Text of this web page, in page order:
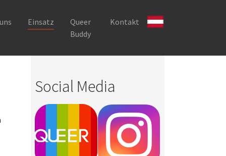
Einsatz
Queer
Buddy
Kontakt
Social Media